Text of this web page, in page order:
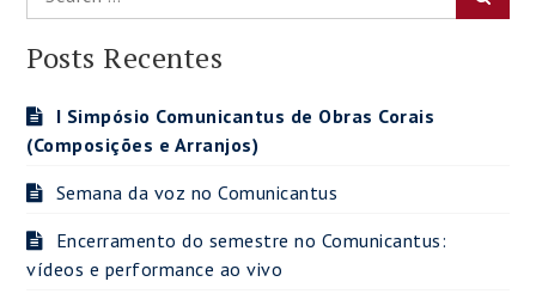
for:
Posts Recentes
I Simpósio Comunicantus de Obras Corais
(Composições e Arranjos)
Semana da voz no Comunicantus
Encerramento do semestre no Comunicantus:
vídeos e performance ao vivo